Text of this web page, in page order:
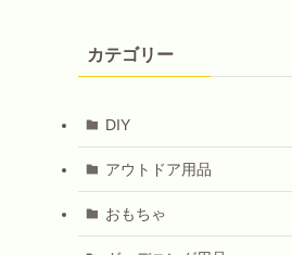
カテゴリー
DIY
アウトドア用品
おもちゃ